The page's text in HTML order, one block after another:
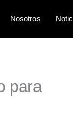
Nosotros
para